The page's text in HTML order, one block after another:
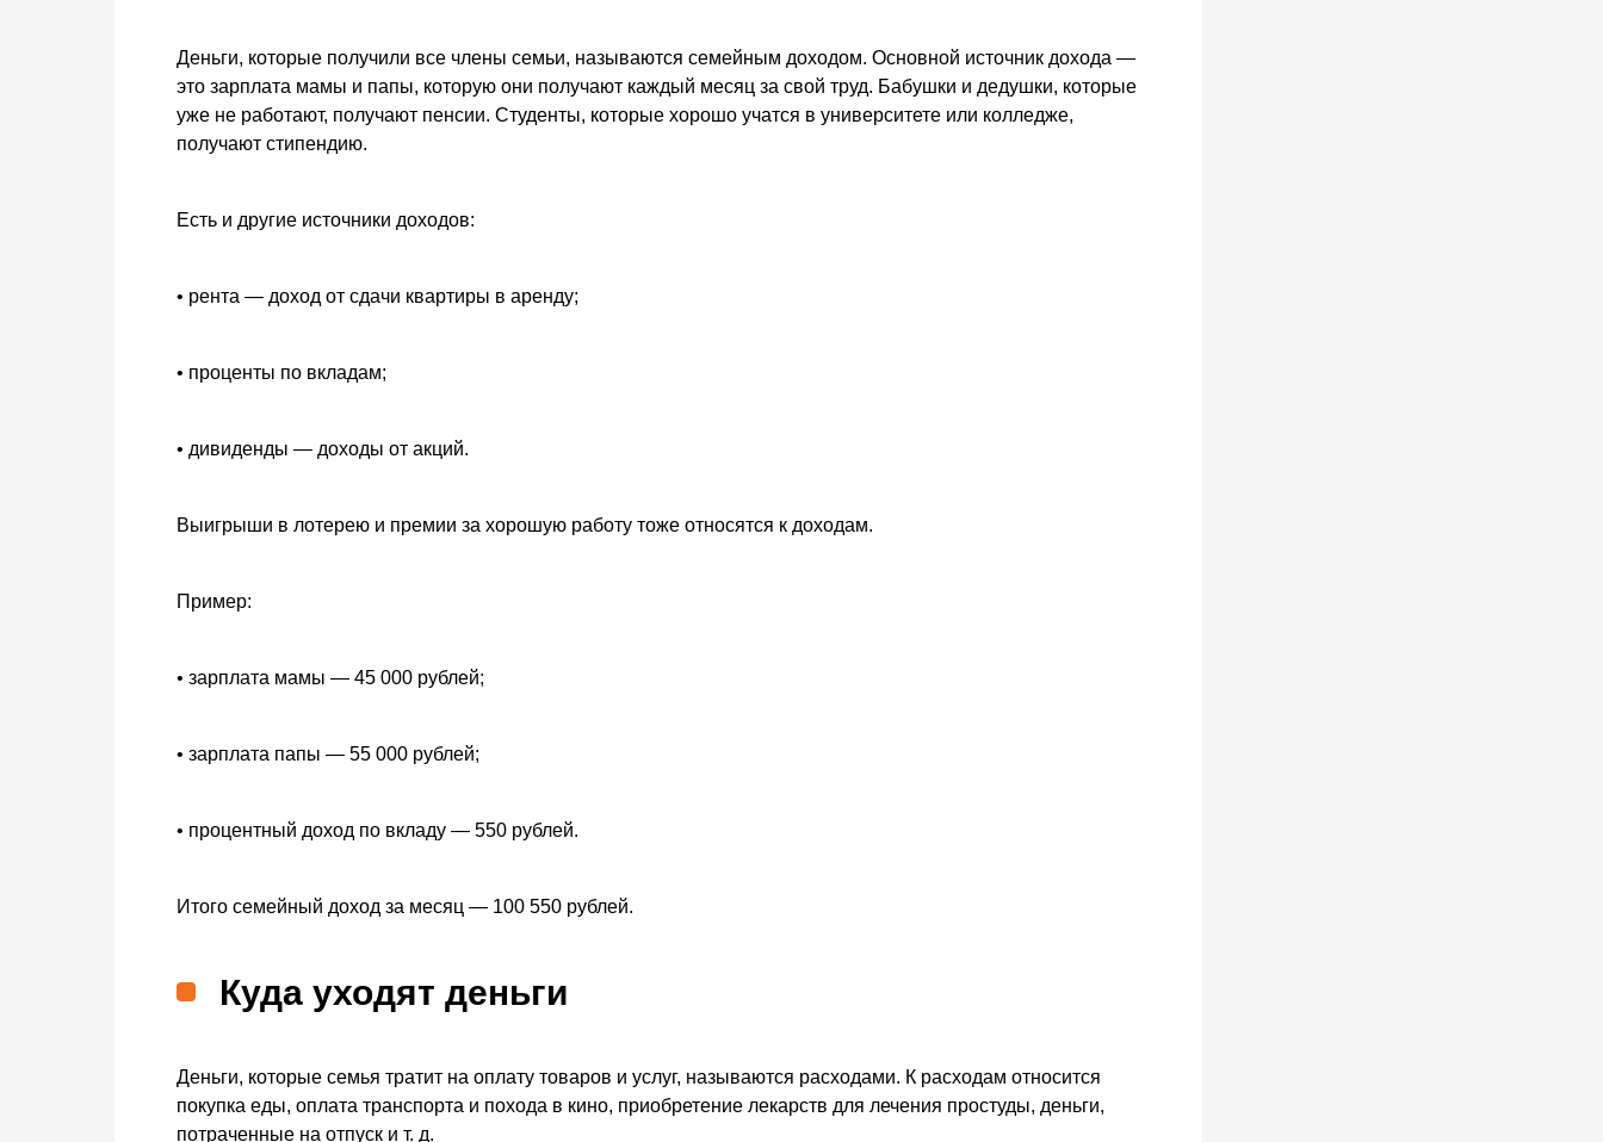
Деньги, которые получили все члены семьи, называются семейным доходом. Основной источник дохода —
это зарплата мамы и папы, которую они получают каждый месяц за свой труд. Бабушки и дедушки, которые
уже не работают, получают пенсии. Студенты, которые хорошо учатся в университете или колледже,
получают стипендию.
Есть и другие источники доходов:
• рента — доход от сдачи квартиры в аренду;
• проценты по вкладам;
• дивиденды — доходы от акций.
Выигрыши в лотерею и премии за хорошую работу тоже относятся к доходам.
Пример:
• зарплата мамы — 45 000 рублей;
• зарплата папы — 55 000 рублей;
• процентный доход по вкладу — 550 рублей.
Итого семейный доход за месяц — 100 550 рублей.
Куда уходят деньги
Деньги, которые семья тратит на оплату товаров и услуг, называются расходами. К расходам относится
покупка еды, оплата транспорта и похода в кино, приобретение лекарств для лечения простуды, деньги,
потраченные на отпуск и т. д.